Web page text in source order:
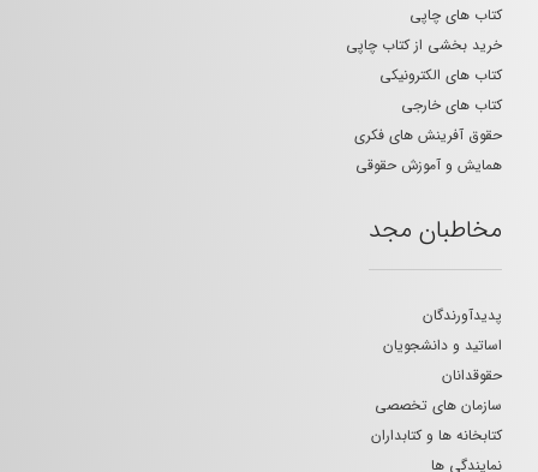
کتاب های چاپی
خرید بخشی از کتاب چاپی
کتاب های الکترونیکی
کتاب های خارجی
حقوق آفرینش های فکری
همایش و آموزش حقوقی
مخاطبان مجد
پدیدآورندگان
اساتید و دانشجویان
حقوقدانان
سازمان های تخصصی
کتابخانه ها و کتابداران
نمایندگی ها